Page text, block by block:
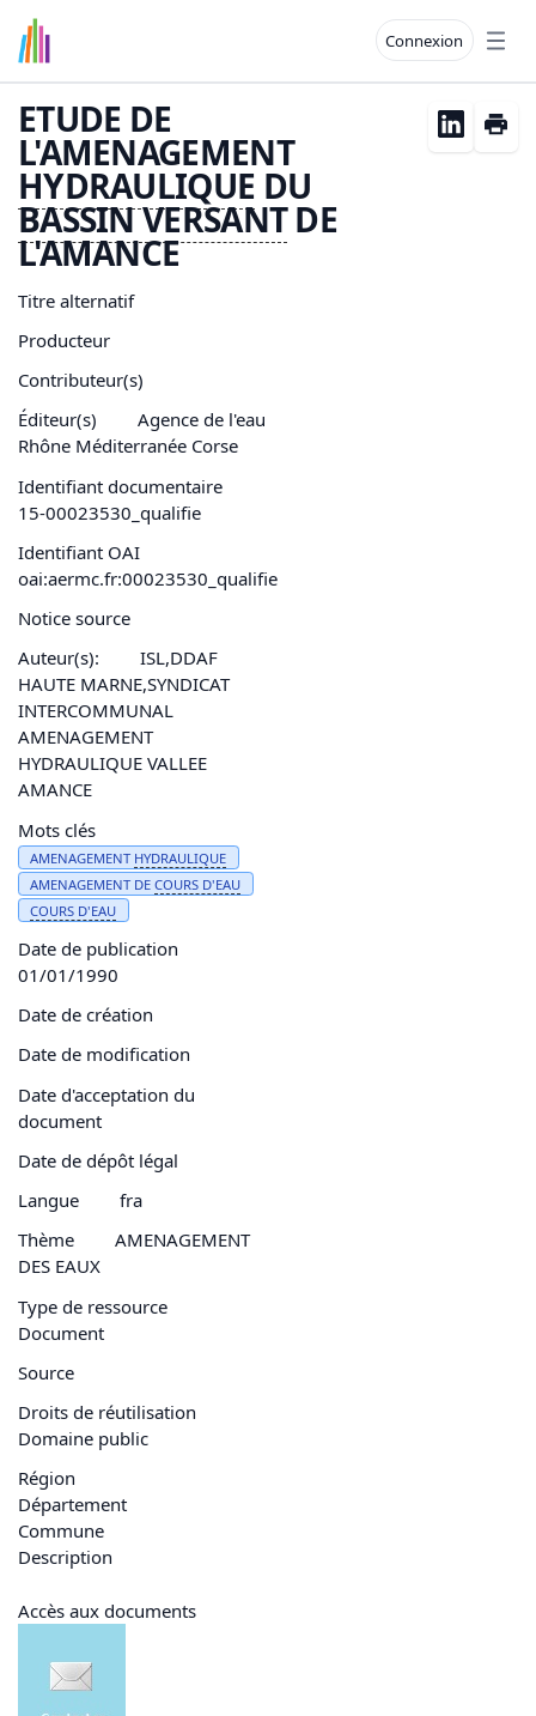
Connexion
ETUDE DE
L'AMENAGEMENT
HYDRAULIQUE DU
BASSINVERSANTDE
L'AMANCE
Titre alternatif
Producteur
Contributeur(s)
Éditeur(s)
Agence de l'eau
Rhône Méditerranée Corse
Identifiant documentaire
15-00023530_qualifie
Identifiant OAI
oai:aermc.fr:00023530_qualifie
Notice source
Auteur(s):
ISL,DDAF
HAUTE MARNE,SYNDICAT
INTERCOMMUNAL
AMENAGEMENT
HYDRAULIQUE VALLEE
AMANCE
Mots clés
AMENAGEMENT HYDRAULIQUE
AMENAGEMENT DECOURS D'EAU
COURS D'EAU
Date de publication
01/01/1990
Date de création
Date de modification
Date d'acceptation du
document
Date de dépôt légal
Langue
fra
Thème
AMENAGEMENT
DES EAUX
Type de ressource
Document
Source
Droits de réutilisation
Domaine public
Région
Département
Commune
Description
Accès aux documents